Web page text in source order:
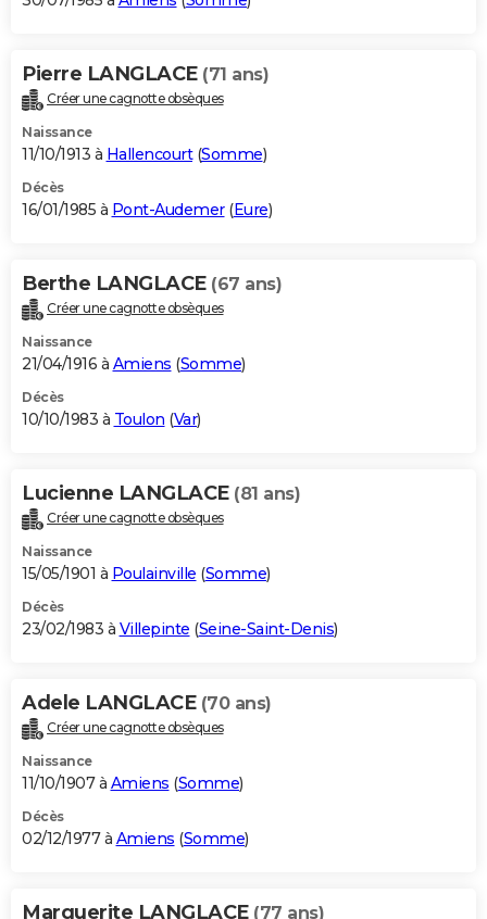
Pierre LANGLACE (71 ans)
Créer une cagnotte obsèques
Naissance
11/10/1913 à Hallencourt(Somme)
Décès
16/01/1985 à Pont-Audemer(Eure)
Berthe LANGLACE (67 ans)
Créer une cagnotte obsèques
Naissance
21/04/1916 à Amiens (Somme)
Décès
10/10/1983 à Toulon (Var)
Lucienne LANGLACE (81 ans)
Créer une cagnotte obsèques
Naissance
15/05/1901 à Poulainville (Somme)
Décès
23/02/1983 à Villepinte (Seine-Saint-Denis)
Adele LANGLACE (70 ans)
Créer une cagnotte obsèques
Naissance
11/10/1907 à Amiens (Somme)
Décès
02/12/1977 à Amiens (Somme)
Marguerite LANGLACE (77 ans)